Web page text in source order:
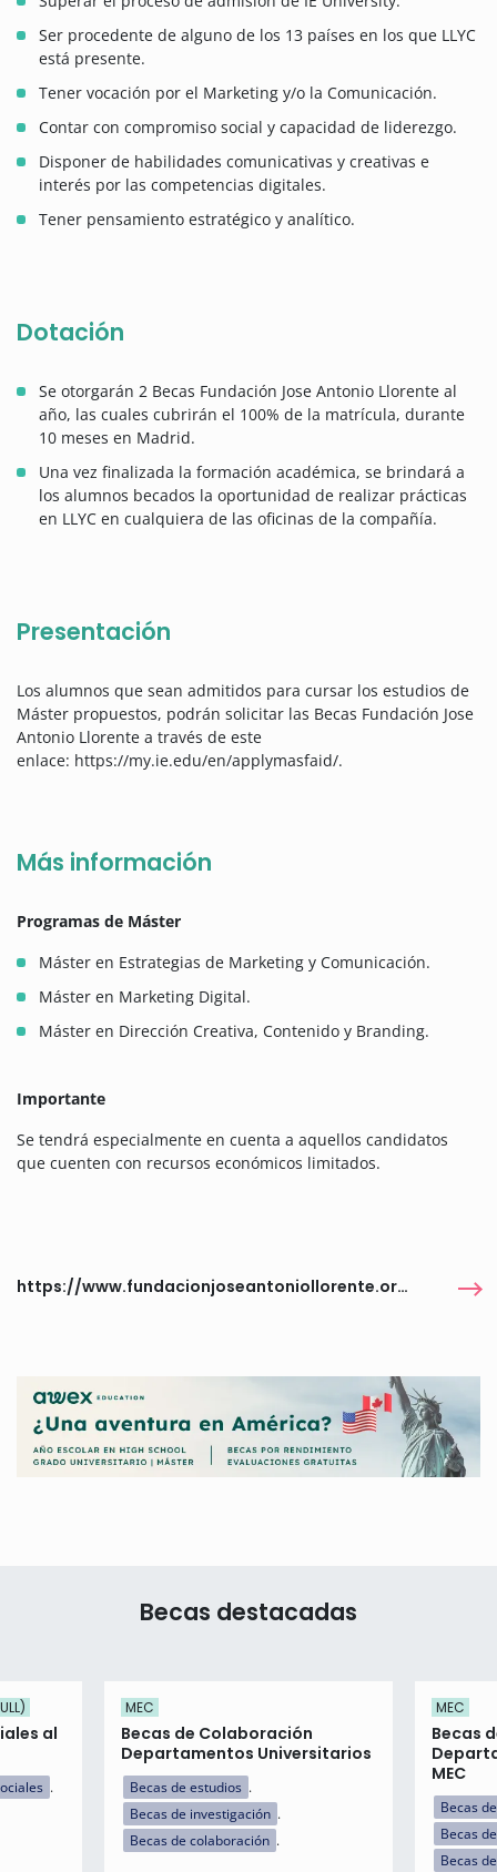
Ser procedente de alguno de los 13 países en los que LLYC
está presente.
Tener vocación por el Marketing y/o la Comunicación.
Contar con compromiso social y capacidad de liderezgo.
Disponer de habilidades comunicativas y creativas e
interés por las competencias digitales.
Tener pensamiento estratégico y analítico.
Dotación
Se otorgarán 2 Becas Fundación Jose Antonio Llorente al
año, las cuales cubrirán el 100% de la matrícula, durante
10 meses en Madrid.
Una vez finalizada la formación académica, se brindará a
los alumnos becados la oportunidad de realizar prácticas
en LLYC en cualquiera de las oficinas de la compañía.
Presentación
Los alumnos que sean admitidos para cursar los estudios de
Máster propuestos, podrán solicitar las Becas Fundación Jose
Antonio Llorente a través de este
enlace: https://my.ie.edu/en/applymasfaid/.
Más información
Programas de Máster
Máster en Estrategias de Marketing y Comunicación.
Máster en Marketing Digital.
Máster en Dirección Creativa, Contenido y Branding.
Importante
Se tendrá especialmente en cuenta a aquellos candidatos
que cuenten con recursos económicos limitados.
https://www.fundacionjoseantoniollorente.org/becas/#cobertura
Becas destacadas
al
MEC
Becas de Colaboración
Departamentos Universitarios
Becas de estudios
Becas de investigación
Becas de colaboración
MEC
Becas
MEC
Becas
Becas
Becas